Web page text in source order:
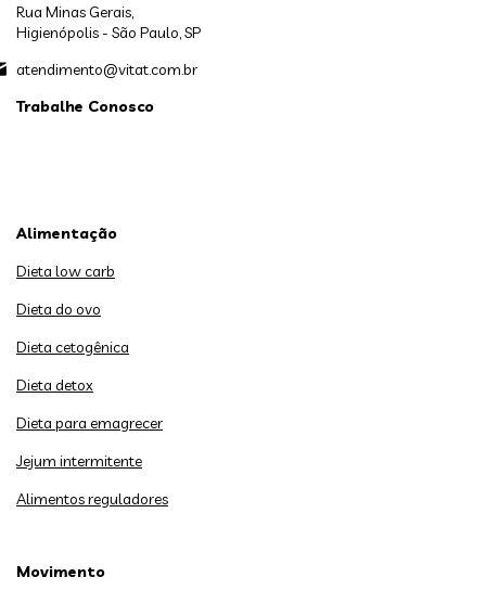
Rua Minas Gerais,
Higienópolis - São Paulo, SP
atendimento@vitat.com.br
Trabalhe Conosco
Alimentação
Dieta low carb
Dieta do ovo
Dieta cetogênica
Dieta detox
Dieta para emagrecer
Jejum intermitente
Alimentos reguladores
Movimento